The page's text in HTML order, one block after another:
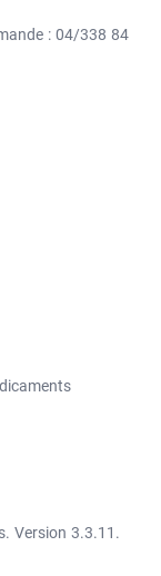
: 04/338 84
Version 3.3.11.